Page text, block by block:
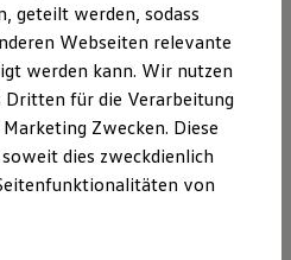
R Experience
anfordern
geteilt werden, sodass
Webseiten relevante
werden kann. Wir nutzen
Dritten für die Verarbeitung
Zwecken. Diese
dies zweckdienlich
von